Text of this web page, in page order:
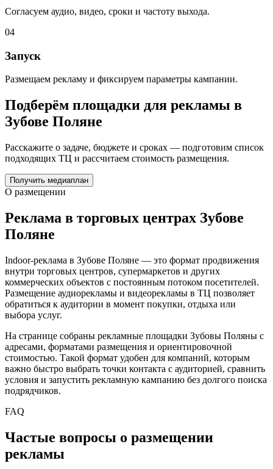
Согласуем аудио, видео, сроки и частоту выхода.
04
Запуск
Размещаем рекламу и фиксируем параметры кампании.
Подберём площадки для рекламы в
Зубове Поляне
Расскажите о задаче, бюджете и сроках — подготовим список
подходящих ТЦ и рассчитаем стоимость размещения.
Получить медиаплан
О размещении
Реклама в торговых центрах Зубове
Поляне
Indoor-реклама в Зубове Поляне — это формат продвижения
внутри торговых центров, супермаркетов и других
коммерческих объектов с постоянным потоком посетителей.
Размещение аудиорекламы и видеорекламы в ТЦ позволяет
обратиться к аудитории в момент покупки, отдыха или
выбора услуг.
На странице собраны рекламные площадки Зубовы Поляны с
адресами, форматами размещения и ориентировочной
стоимостью. Такой формат удобен для компаний, которым
важно быстро выбрать точки контакта с аудиторией, сравнить
условия и запустить рекламную кампанию без долгого поиска
подрядчиков.
FAQ
Частые вопросы о размещении
рекламы